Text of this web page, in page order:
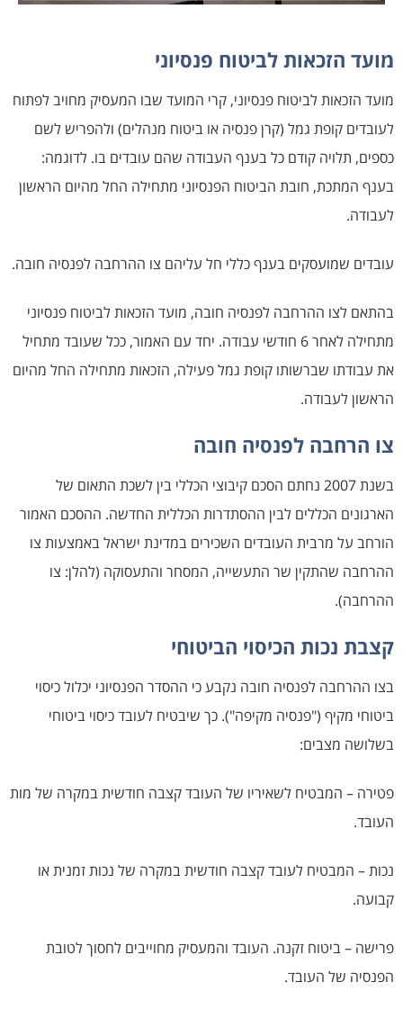
מועד הזכאות לביטוח פנסיוני
מועד הזכאות לביטוח פנסיוני, קרי המועד שבו המעסיק מחויב לפתוח
לעובדים קופת גמל (קרן פנסיה או ביטוח מנהלים) ולהפריש לשם
כספים, תלויה קודם כל בענף העבודה שהם עובדים בו. לדוגמה:
בענף המתכת, חובת הביטוח הפנסיוני מתחילה החל מהיום הראשון
לעבודה.
עובדים שמועסקים בענף כללי חל עליהם צו ההרחבה לפנסיה חובה.
בהתאם לצו ההרחבה לפנסיה חובה, מועד הזכאות לביטוח פנסיוני
מתחילה לאחר 6 חודשי עבודה. יחד עם האמור, ככל שעובד מתחיל
את עבודתו שברשותו קופת גמל פעילה, הזכאות מתחילה החל מהיום
הראשון לעבודה.
צו הרחבה לפנסיה חובה
בשנת 2007 נחתם הסכם קיבוצי הכללי בין לשכת התאום של
הארגונים הכללים לבין ההסתדרות הכללית החדשה. ההסכם האמור
הורחב על מרבית העובדים השכירים במדינת ישראל באמצעות צו
ההרחבה שהתקין שר התעשייה, המסחר והתעסוקה (להלן: צו
ההרחבה).
קצבת נכות הכיסוי הביטוחי
בצו ההרחבה לפנסיה חובה נקבע כי ההסדר הפנסיוני יכלול כיסוי
ביטוחי מקיף ("פנסיה מקיפה"). כך שיבטיח לעובד כיסוי ביטוחי
בשלושה מצבים:
פטירה – המבטיח לשאיריו של העובד קצבה חודשית במקרה של מות
העובד.
נכות – המבטיח לעובד קצבה חודשית במקרה של נכות זמנית או
קבועה.
פרישה – ביטוח זקנה. העובד והמעסיק מחוייבים לחסוך לטובת
הפנסיה של העובד.